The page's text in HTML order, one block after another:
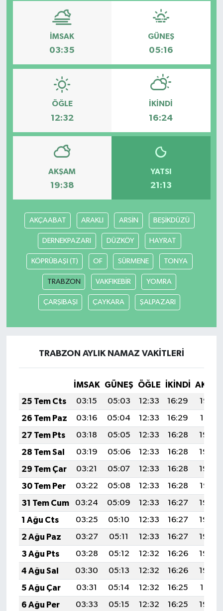
İMSAK
03:35
GÜNEŞ
05:16
ÖĞLE
12:32
İKINDI
16:24
AKŞAM
19:38
YATSI
21:13
AKÇAABAT ARAKLI ARSİN BEŞİKDÜZÜ
DERNEKPAZARI DÜZKÖY HAYRAT
KÖPRÜBAŞI (T) OF SÜRMENE TONYA
TRABZON VAKFIKEBİR YOMRA
ÇARŞIBAŞI ÇAYKARA ŞALPAZARI
TRABZON AYLIK NAMAZ VAKITLERI
İMSAK GÜNEŞ ÖĞLE İKINDI
25 Tem Cts
03:15 05:03 12:33 16:29
19:52
26 Tem Paz
03:16 05:04 12:33 16:29
19:51
27 Tem Pts
03:18 05:05 12:33 16:28
19:50
28 Tem Sal
03:19 05:06 12:33 16:28
19:49
29 Tem Çar
03:21 05:07 12:33 16:28
19:48
30 Tem Per
03:22 05:08 12:33 16:28
19:47
31 Tem Cum
03:24 05:09 12:33 16:27
19:46
1 Ağu Cts
03:25 05:10 12:33 16:27
19:45
2 Ağu Paz
03:27 05:11 12:33 16:27
19:44
3 Ağu Pts
03:28 05:12 12:32 16:26
19:43
4 Ağu Sal
03:30 05:13 12:32 16:26
19:42
5 Ağu Çar
03:31 05:14 12:32 16:25
19:41
6 Ağu Per
03:33 05:15 12:32 16:25 19:40
KÜLTÜR SANAT
MAGAZİN
POLİTİKA
SAĞLIK
Tarihi Yapılarımız
Teknoloji
Türkiye
Yerel
İletişim